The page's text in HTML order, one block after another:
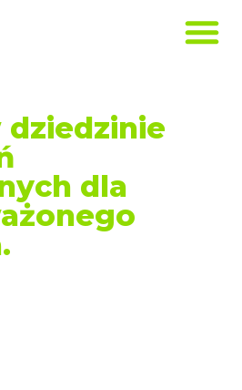
dziedzinie
dla